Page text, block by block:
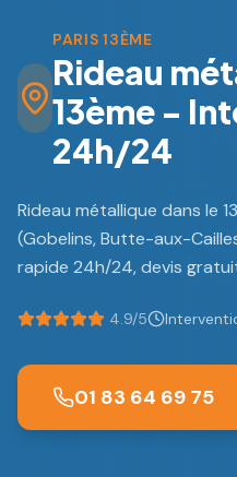
PARIS 13ÈME
Rideau
13ème -
24h/24
Rideau métallique dans le
(Gobelins, Butte-aux-
rapide 24h/24, devis
4.9/5
01 83 64 69 75